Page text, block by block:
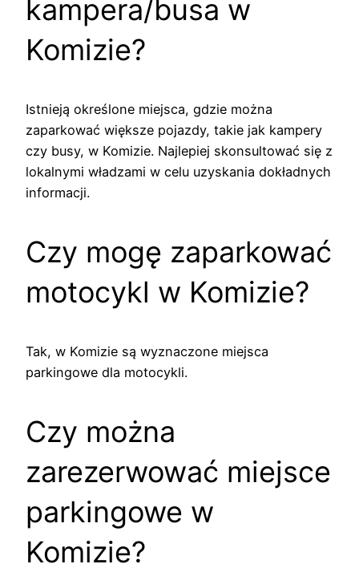
kampera/busa w
Komizie?
Istnieją określone miejsca, gdzie można
zaparkować większe pojazdy, takie jak kampery
czy busy, w Komizie. Najlepiej skonsultować się z
lokalnymi władzami w celu uzyskania dokładnych
informacji.
Czy mogę zaparkować
motocykl w Komizie?
Tak, w Komizie są wyznaczone miejsca
parkingowe dla motocykli.
Czy można
zarezerwować miejsce
parkingowe w
Komizie?